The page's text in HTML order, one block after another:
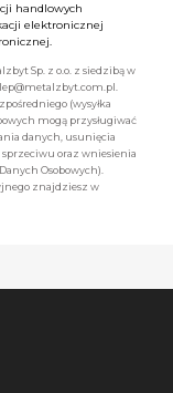
handlowych
elektronicznej
Sp. z o.o. z siedzibą w
(wysyłka
mogą przysługiwać
danych, usunięcia
oraz wniesienia
Osobowych).
znajdziesz w